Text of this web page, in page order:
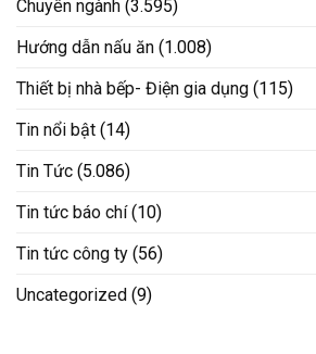
Chuyên ngành (3.595)
Hướng dẫn nấu ăn (1.008)
Thiết bị nhà bếp- Điện gia dụng (115)
Tin nổi bật (14)
Tin Tức (5.086)
Tin tức báo chí(10)
Tin tức công ty (56)
Uncategorized (9)